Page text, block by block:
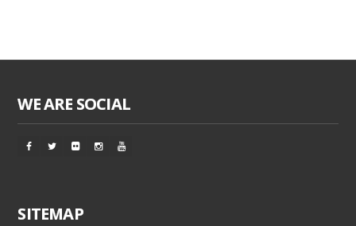
WE ARE SOCIAL
SITEMAP